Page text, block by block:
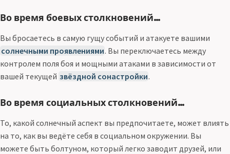
Во время боевых столкновений…
Вы бросаетесь в самую гущу событий и атакуете вашими
солнечными проявлениями. Вы переключаетесь между
контролем поля боя и мощными атаками в зависимости от
вашей текущей звёздной сонастройки.
Во время социальных столкновений…
То, какой солнечный аспект вы предпочитаете, может влиять
на то, как вы ведёте себя в социальном окружении. Вы
можете быть болтуном, который легко заводит друзей, или